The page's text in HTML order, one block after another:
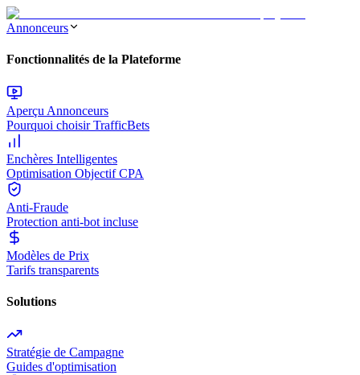
Annonceurs
Fonctionnalités de la Plateforme
Aperçu Annonceurs
Pourquoi choisir TrafficBets
Enchères Intelligentes
Optimisation Objectif CPA
Anti-Fraude
Protection anti-bot incluse
Modèles de Prix
Tarifs transparents
Solutions
Stratégie de Campagne
Guides d'optimisation